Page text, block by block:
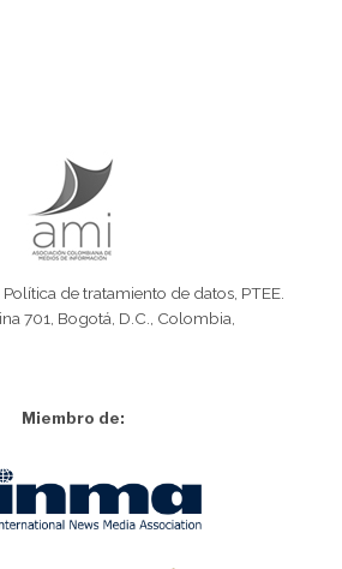
Política de tratamiento de datos, PTEE.
701, Bogotá, D.C., Colombia,
Miembro de: